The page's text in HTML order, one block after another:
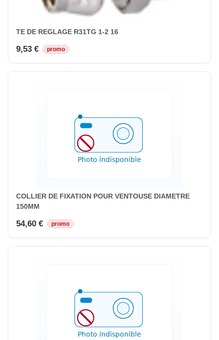
TE DE REGLAGE R31TG 1-2 16
9,53 € promo
COLLIER DE FIXATION POUR VENTOUSE DIAMETRE
150MM
54,60 € promo